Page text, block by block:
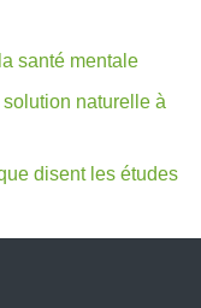
santé mentale
solution naturelle à
disent les études